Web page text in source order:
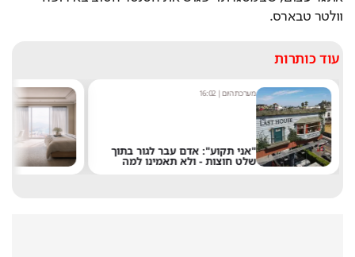
וולטר טבארס.
עוד כותרות
מערכת היום|
16:02
"אני תקוע": אדם עבר לגור בתוך
שלט חוצות - ולא תאמינו למה